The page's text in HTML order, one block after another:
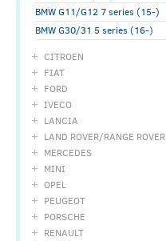
BMW G11/G12 7 series (15-)
BMW G30/31 5 series (16-)
CITROEN
FIAT
FORD
IVECO
LANCIA
LAND ROVER/RANGE ROVER
MERCEDES
MINI
OPEL
PEUGEOT
PORSCHE
RENAULT